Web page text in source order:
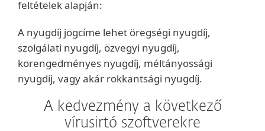
feltételek alapján:
A nyugdíj jogcíme lehet öregségi nyugdíj,
szolgálati nyugdíj, özvegyi nyugdíj,
korengedményes nyugdíj, méltányossági
nyugdíj, vagy akár rokkantsági nyugdíj.
A kedvezmény a következő
vírusirtó szoftverekre